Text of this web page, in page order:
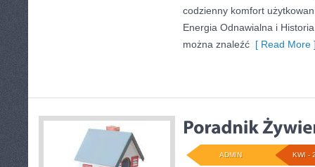
codzienny komfort
Energia Odnawialna i
można znaleźć [ Read More
KWI -
ADMIN